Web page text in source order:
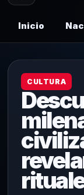
Inicio
CULTURA